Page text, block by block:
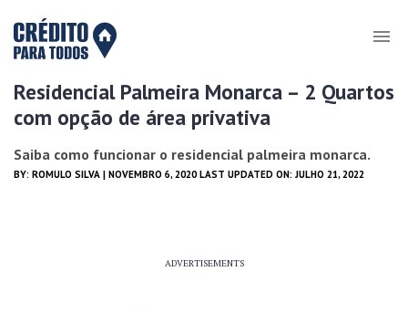
Residencial Palmeira Monarca – 2 Quartos
com opção de área privativa
Saiba como funcionar o residencial palmeira monarca.
BY: ROMULO SILVA | NOVEMBRO 6, 2020 LAST UPDATED ON: JULHO 21, 2022
ADVERTISEMENTS